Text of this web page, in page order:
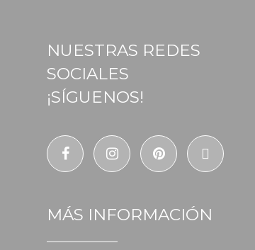
NUESTRAS REDES
SOCIALES
¡SÍGUENOS!
MÁS INFORMACIÓN